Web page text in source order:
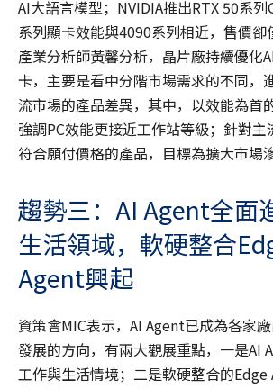
AI大語言模型；NVIDIA推出RTX 50系
系列顯卡效能與4090系列相近，售價卻
產業分析師黃馨分析，晶片廠持續優化
卡，主要是看中分階市場需求的不同，
流市場的產品差異，其中，以效能為首
強調PC效能更接近工作站等級；針對
符合願付價格的產品，目標為擴大市場
趨勢三：AI Agent全面
生活領域，軟硬整合
Agent興起
資策會MIC表示，AI Agent已成為各家
發展的方向，有兩大觀展重點，一是AI
工作與生活情境；二是軟硬整合的